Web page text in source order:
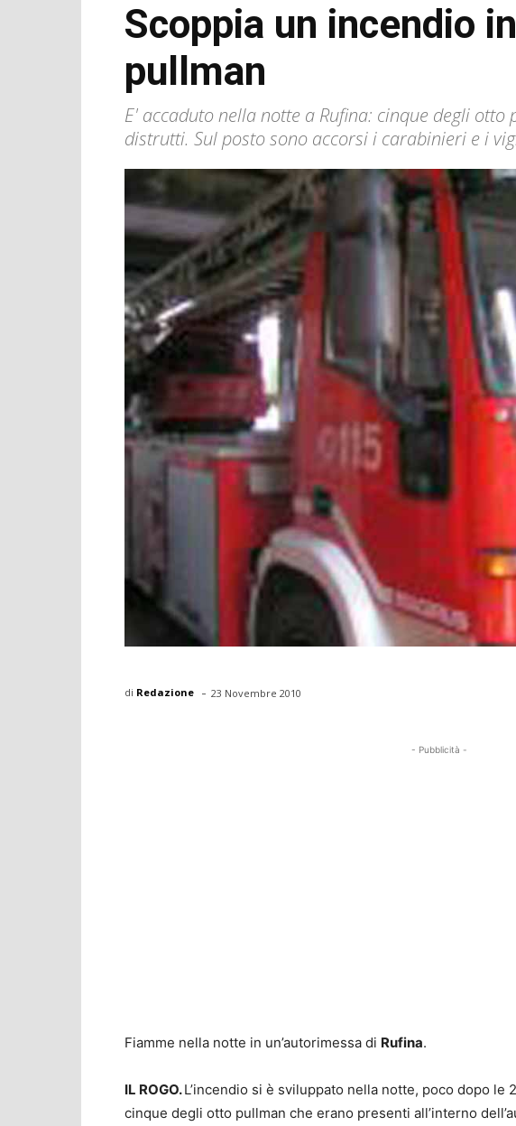
Scoppia un incendio
pullman
E' accaduto nella notte a Rufina: cinque degli
distrutti. Sul posto sono accorsi i carabinieri e i
di Redazione - 23 Novembre 2010
- Pubblicità -
Fiamme nella notte in un’autorimessa di Rufina.
IL ROGO.L’incendio si è sviluppato nella notte, poco dopo le
cinque degli otto pullman che erano presenti all’interno